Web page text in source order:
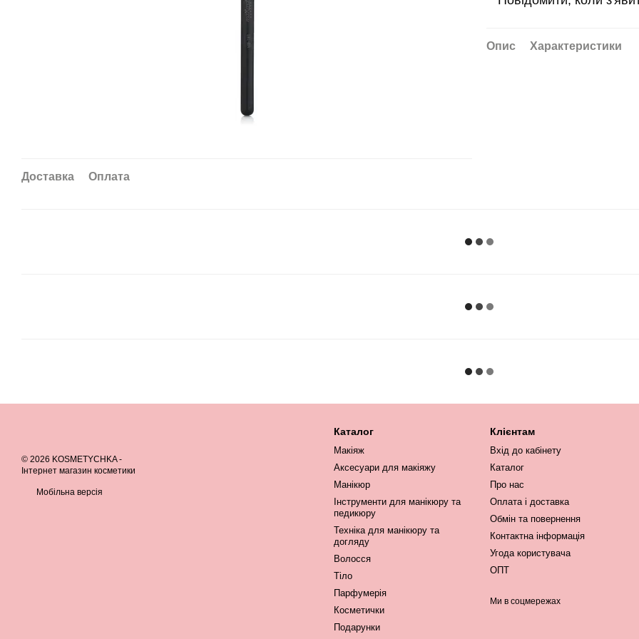
Доставка Оплата
Опис Характеристики
© 2026 KOSMETYCHKA -
Інтернет магазин косметики
Мобільна версія
Каталог
Макіяж
Аксесуари для макіяжу
Манікюр
Інструменти для манікюру та
педикюру
Техніка для манікюру та
догляду
Волосся
Тіло
Парфумерія
Косметички
Подарунки
Клієнтам
Вхід до кабінету
Каталог
Про нас
Оплата і доставка
Обмін та повернення
Контактна інформація
Угода користувача
ОПТ
Ми в соцмережах